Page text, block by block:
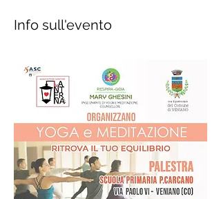
Info sull'evento